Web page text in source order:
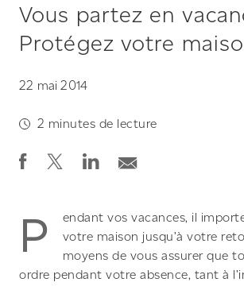
Vous partez en
Protégez votre
22 mai 2014
2 minutes de lecture
P
endant vos vacances, il
votre maison jusqu’à votre
moyens de vous assurer que
ordre pendant votre absence, tant à